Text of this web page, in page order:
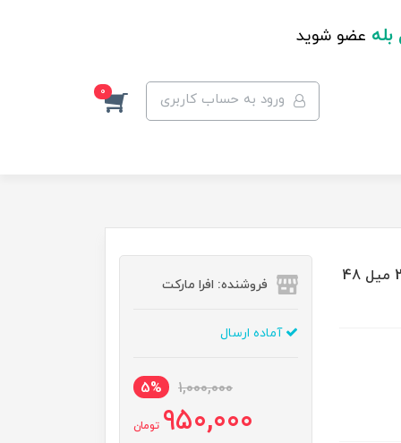
بله عضو شوید
ورود به حساب کاربری 0
اسپری ضد تعریق مردانه لورال Thermic Resist حجم 250 میل 48
فروشنده: افرا مارکت
آماده ارسال
1,000,000
5%
950,000 تومان